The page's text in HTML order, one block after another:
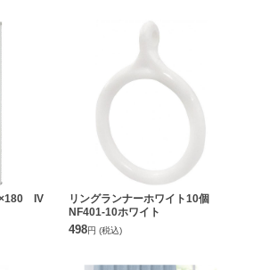
IV
リングランナーホワイト10個
NF401-10ホワイト
498円 (税込)